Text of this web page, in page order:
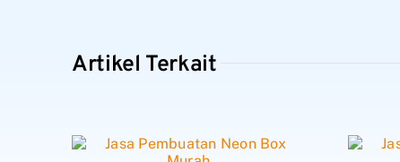
Artikel Terkait